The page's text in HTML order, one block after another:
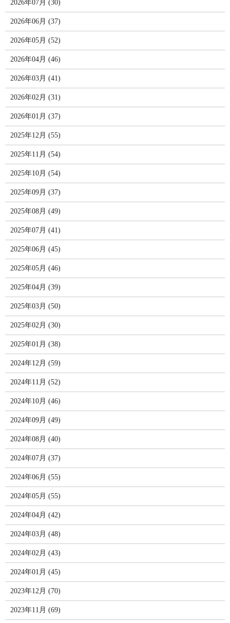
2026年07月 (30)
2026年06月 (37)
2026年05月 (52)
2026年04月 (46)
2026年03月 (41)
2026年02月 (31)
2026年01月 (37)
2025年12月 (55)
2025年11月 (54)
2025年10月 (54)
2025年09月 (37)
2025年08月 (49)
2025年07月 (41)
2025年06月 (45)
2025年05月 (46)
2025年04月 (39)
2025年03月 (50)
2025年02月 (30)
2025年01月 (38)
2024年12月 (59)
2024年11月 (52)
2024年10月 (46)
2024年09月 (49)
2024年08月 (40)
2024年07月 (37)
2024年06月 (55)
2024年05月 (55)
2024年04月 (42)
2024年03月 (48)
2024年02月 (43)
2024年01月 (45)
2023年12月 (70)
2023年11月 (69)